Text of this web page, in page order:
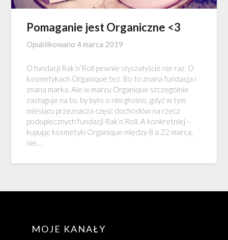
Pomaganie jest Organiczne <3
Opublikowano4 marca 2019
O fundacji Rak’n’Roll pewnie słyszałyście nie raz. O
kosmetykach Organique też. Bo to znana fundacja i
znana marka. Ale w marcu Organique szczególnie
zasługuje na to, by było o nim głośno, gdyż w tym
miesiącu przeznacza część dochodów na rzecz
podopiecznych fundacji Rak’n’Roll. A konkretniej –
kupując kosmetyki Organique między 8 a 22 marca,
nie…
MOJE KANAŁY